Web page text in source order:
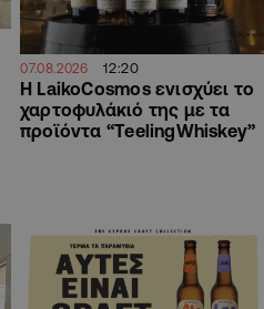
07.08.2026 12:20
Η LaikoCosmos ενισχύει το
χαρτοφυλάκιό της με τα
προϊόντα “TeelingWhiskey”